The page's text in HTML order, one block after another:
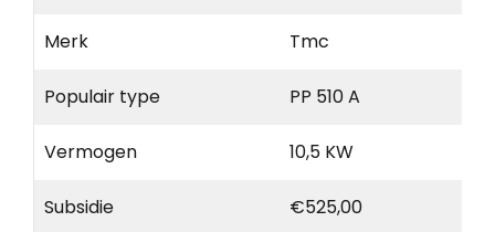
Merk Tmc
Populair type PP 510 A
Vermogen 10,5 KW
Subsidie €525,00